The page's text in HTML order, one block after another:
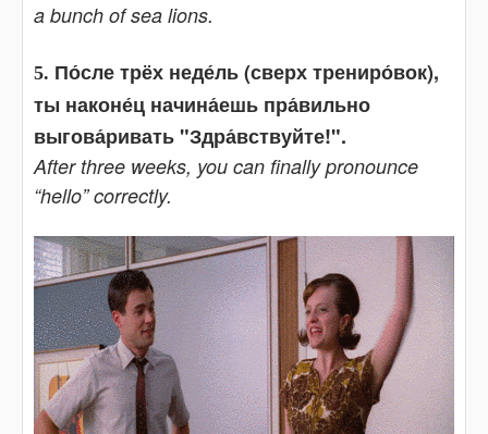
a bunch of sea lions.
5. По́сле трёх неде́ль (сверх трениро́вок),
ты наконе́ц начина́ешь пра́вильно
выгова́ривать "Здра́вствуйте!".
After three weeks, you can finally pronounce
“hello” correctly.